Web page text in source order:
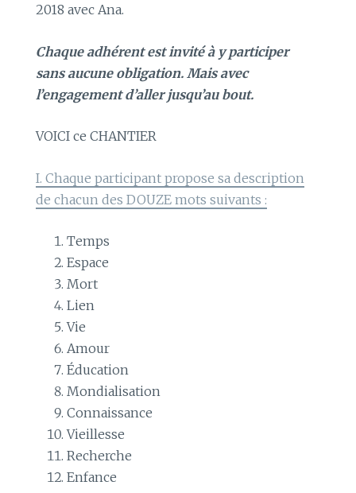
2018 avec Ana.
Chaque adhérent est invité à y participer
sans aucune obligation. Mais avec
l’engagement d’aller jusqu’au bout.
VOICI ce CHANTIER
I. Chaque participant propose sa description
de chacun des DOUZE mots suivants :
Temps
Espace
Mort
Lien
Vie
Amour
Éducation
Mondialisation
Connaissance
Vieillesse
Recherche
Enfance